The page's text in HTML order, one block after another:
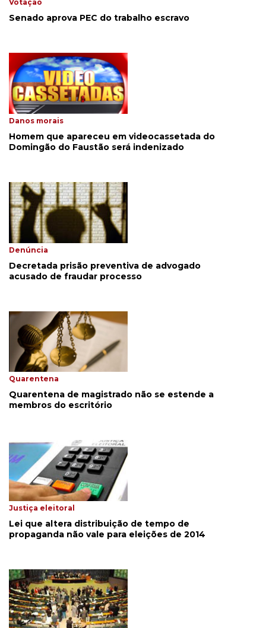
Votação
Senado aprova PEC do trabalho escravo
Danos morais
Homem que apareceu em videocassetada do
Domingão do Faustão será indenizado
Denúncia
Decretada prisão preventiva de advogado
acusado de fraudar processo
Quarentena
Quarentena de magistrado não se estende a
membros do escritório
Justiça eleitoral
Lei que altera distribuição de tempo de
propaganda não vale para eleições de 2014